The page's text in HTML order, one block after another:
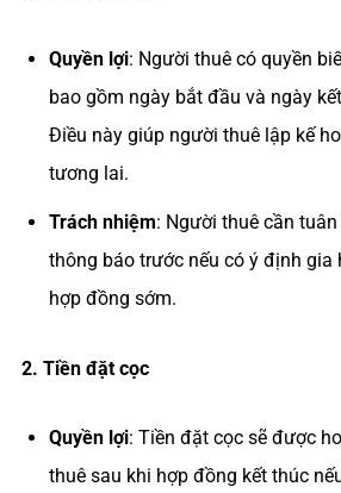
Quyền lợi: Người thuê có quyền
bao gồm ngày bắt đầu và ngày
Điều này giúp người thuê lập kế
tương lai.
Trách nhiệm: Người thuê cần
thông báo trước nếu có ý định gia
hợp đồng sớm.
Tiền đặt cọc
Quyền lợi: Tiền đặt cọc sẽ được
thuê sau khi hợp đồng kết thúc